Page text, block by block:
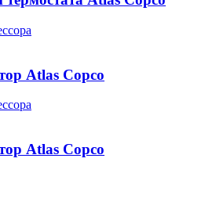
Atlas Copco
Atlas Copco